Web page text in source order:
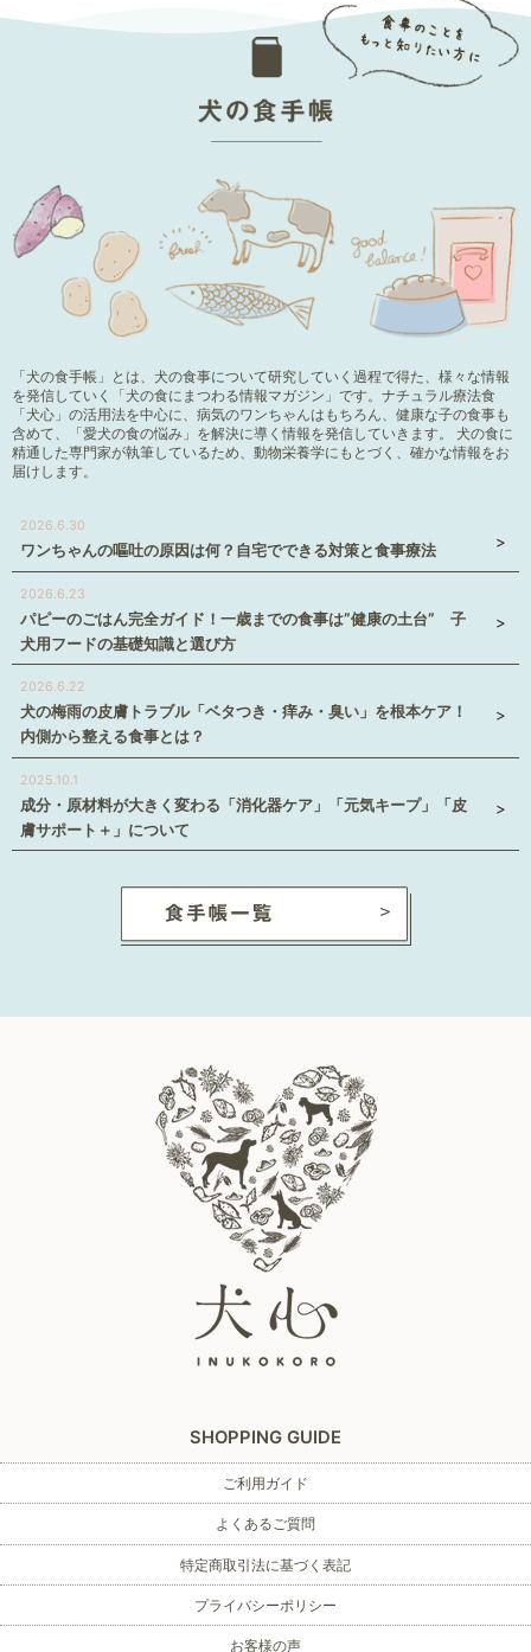
「犬の食手帳」とは、犬の食事について研究していく過程で得た、様々な情報
を発信していく「犬の食にまつわる情報マガジン」です。ナチュラル療法食
「犬心」の活用法を中心に、病気のワンちゃんはもちろん、健康な子の食事も
含めて、「愛犬の食の悩み」を解決に導く情報を発信していきます。 犬の食に
精通した専門家が執筆しているため、動物栄養学にもとづく、確かな情報をお
届けします。
2026.6.30
ワンちゃんの嘔吐の原因は何？自宅でできる対策と食事療法
2026.6.23
パピーのごはん完全ガイド！一歳までの食事は”健康の土台” 子
犬用フードの基礎知識と選び方
2026.6.22
犬の梅雨の皮膚トラブル「ベタつき・痒み・臭い」を根本ケア！
内側から整える食事とは？
2025.10.1
成分・原材料が大きく変わる「消化器ケア」「元気キープ」「皮
膚サポート＋」について
SHOPPING GUIDE
ご利用ガイド
よくあるご質問
特定商取引法に基づく表記
プライバシーポリシー
お客様の声